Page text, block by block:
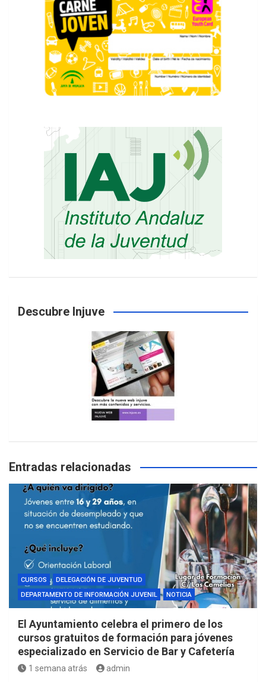
Descubre Injuve
Entradas relacionadas
CURSOS
DELEGACIÓN DE JUVENTUD
DEPARTAMENTO DE INFORMACIÓN JUVENIL
NOTICIA
El Ayuntamiento celebra el primero de los
cursos gratuitos de formación para jóvenes
especializado en Servicio de Bar y Cafetería
1 semana atrás admin